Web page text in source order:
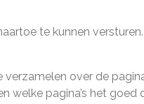
te kunnen
over de
pagina’s het